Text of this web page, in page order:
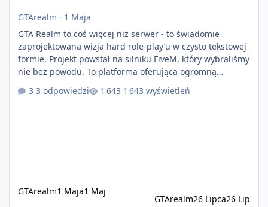
GTArealm · 1 Maja
GTA Realm to coś więcej niż serwer - to świadomie
zaprojektowana wizja hard role-play’u w czysto tekstowej
formie. Projekt powstał na silniku FiveM, który wybraliśmy
nie bez powodu. To platforma oferująca ogromną
elastyczność i znacznie szybszy rozwój systemów niż w
przypadku innych rozwiązań. Usprawniona
3 odpowiedzi 1 643 wyświetleń
GTArealm1 Maja1 Maj
GTArealm26 Lipca26 Lip